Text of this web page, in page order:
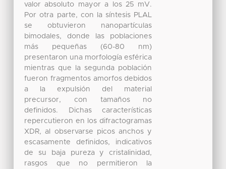
valor absoluto mayor a los 25 mV.
Por otra parte, con la síntesis PLAL
se obtuvieron nanopartículas
bimodales, donde las poblaciones
más pequeñas (60-80 nm)
presentaron una morfología esférica
mientras que la segunda población
fueron fragmentos amorfos debidos
a la expulsión del material
precursor, con tamaños no
definidos. Dichas características
repercutieron en los difractogramas
XDR, al observarse picos anchos y
escasamente definidos, indicativos
de su baja pureza y cristalinidad,
rasgos que no permitieron la